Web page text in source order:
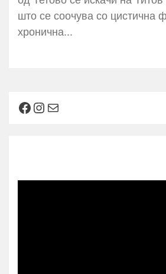
што се соочува со цистична
хронична...
Facebook
Instagram
Mail